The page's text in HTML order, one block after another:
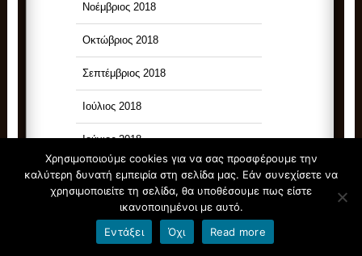
Νοέμβριος 2018
Οκτώβριος 2018
Σεπτέμβριος 2018
Ιούλιος 2018
Ιούνιος 2018
Μάιος 2018
Απρίλιος 2018
Μάρτιος 2018
Χρησιμοποιούμε cookies για να σας προσφέρουμε την
καλύτερη δυνατή εμπειρία στη σελίδα μας. Εάν συνεχίσετε να
χρησιμοποιείτε τη σελίδα, θα υποθέσουμε πως είστε
ικανοποιημένοι με αυτό.
Εντάξει
Όχι Read more